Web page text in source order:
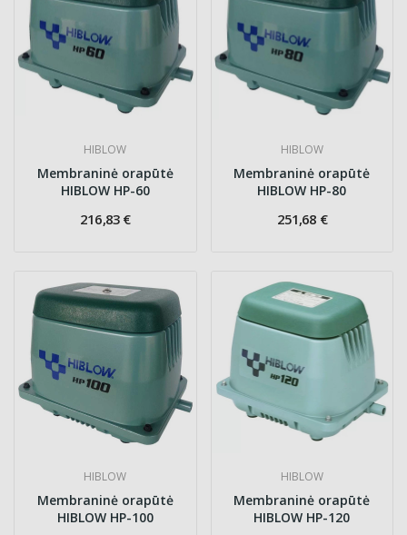
HIBLOW
Membraninė orapūtė
HIBLOW HP-60
216,83 €
HIBLOW
Membraninė orapūtė
HIBLOW HP-80
251,68 €
HIBLOW
Membraninė orapūtė
HIBLOW HP-100
HIBLOW
Membraninė orapūtė
HIBLOW HP-120